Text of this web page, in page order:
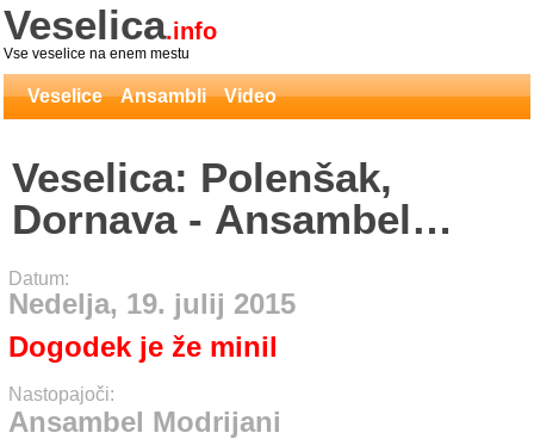
Veselica.info
Vse veselice na enem mestu
Veselice Ansambli Video
Veselica: Polenšak,
Dornava - Ansambel
Modrijani
Datum:
Nedelja, 19. julij 2015
Dogodek je že minil
Nastopajoči:
Ansambel Modrijani